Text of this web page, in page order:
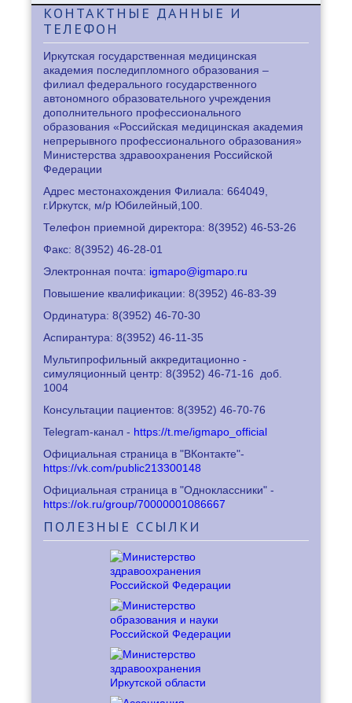
КОНТАКТНЫЕ ДАННЫЕ И
ТЕЛЕФОН
Иркутская государственная медицинская
академия последипломного образования –
филиал федерального государственного
автономного образовательного учреждения
дополнительного профессионального
образования «Российская медицинская академия
непрерывного профессионального образования»
Министерства здравоохранения Российской
Федерации
Адрес местонахождения Филиала: 664049,
г.Иркутск, м/р Юбилейный,100.
Телефон приемной директора: 8(3952) 46-53-26
Факс: 8(3952) 46-28-01
Электронная почта: igmapo@igmapo.ru
Повышение квалификации: 8(3952) 46-83-39
Ординатура: 8(3952) 46-70-30
Аспирантура: 8(3952) 46-11-35
Мультипрофильный аккредитационно -
симуляционный центр: 8(3952) 46-71-16
доб.
1004
Консультации пациентов: 8(3952) 46-70-76
Telegram-канал - https://t.me/igmapo_official
Официальная страница в "ВКонтакте"-
https://vk.com/public213300148
Официальная страница в "Одноклассники" -
https://ok.ru/group/70000001086667
ПОЛЕЗНЫЕ ССЫЛКИ